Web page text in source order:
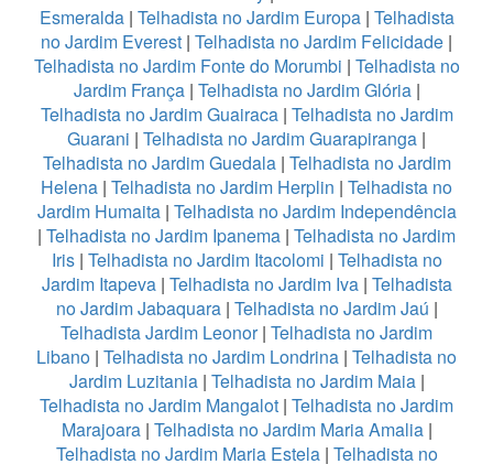
Esmeralda| Telhadista no Jardim Europa| Telhadista
no Jardim Everest | Telhadista no Jardim Felicidade |
Telhadista no Jardim Fonte do Morumbi | Telhadista no
Jardim França| Telhadista no Jardim Glória|
Telhadista no Jardim Guairaca| Telhadista no Jardim
Guarani | Telhadista no Jardim Guarapiranga |
Telhadista no Jardim Guedala| Telhadista no Jardim
Helena | Telhadista no Jardim Herplin | Telhadista no
Jardim Humaita| Telhadista no Jardim Independência
| Telhadista no Jardim Ipanema | Telhadista no Jardim
Iris| Telhadista no Jardim Itacolomi | Telhadista no
Jardim Itapeva| Telhadista no Jardim Iva| Telhadista
no Jardim Jabaquara| Telhadista no Jardim Jaú |
Telhadista Jardim Leonor| Telhadista no Jardim
Libano | Telhadista no Jardim Londrina | Telhadista no
Jardim Luzitania| Telhadista no Jardim Maia|
Telhadista no Jardim Mangalot | Telhadista no Jardim
Marajoara| Telhadista no Jardim Maria Amalia|
Telhadista no Jardim Maria Estela| Telhadista no